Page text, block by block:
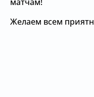
Желаем всем